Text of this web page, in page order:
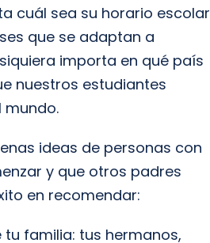
cuál sea su horario escolar
que se adaptan a
importa en qué país
nuestros estudiantes
mundo.
ideas de personas con
y que otros padres
en recomendar:
tu familia: tus hermanos,